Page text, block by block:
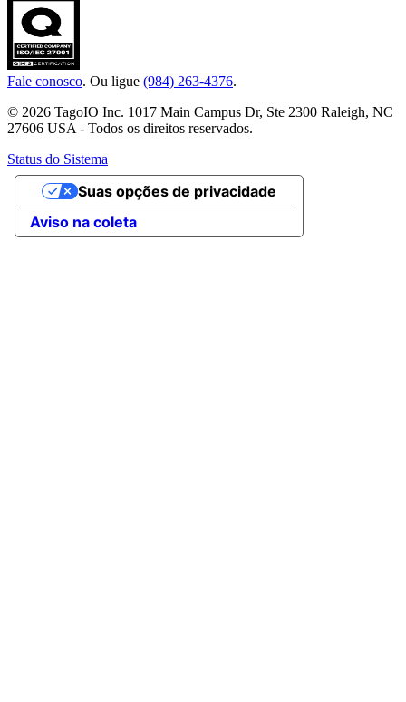
Fale conosco. Ou ligue (984) 263-4376.
© 2026 TagoIO Inc. 1017 Main Campus Dr, Ste 2300 Raleigh, NC
27606 USA - Todos os direitos reservados.
Status do Sistema
Aviso na coleta
Suas opções de privacidade